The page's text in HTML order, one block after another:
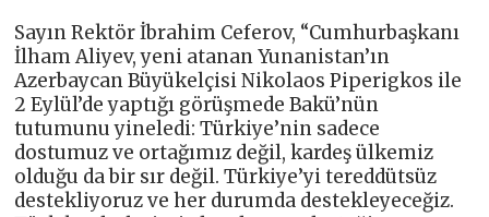
Sayın Rektör İbrahim Ceferov, “Cumhurbaşkanı
İlham Aliyev, yeni atanan Yunanistan’ın
Azerbaycan Büyükelçisi Nikolaos Piperigkos ile
2 Eylül’de yaptığı görüşmede Bakü’nün
tutumunu yineledi: Türkiye’nin sadece
dostumuz ve ortağımız değil, kardeş ülkemiz
olduğu da bir sır değil. Türkiye’yi tereddütsüz
destekliyoruz ve her durumda destekleyeceğiz.